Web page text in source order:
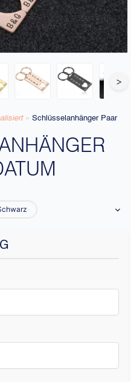
>
» Schlüsselanhänger Paar